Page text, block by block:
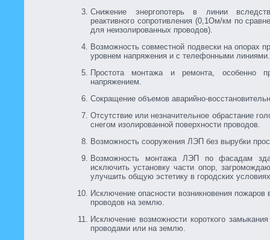
Снижение энергопотерь в линии
реактивного сопротивления (0,1Ом/км по
для неизолированных проводов).
Возможность совместной подвески на опорах
уровнем напряжения и с телефонными линиями.
Простота монтажа и ремонта, особенно
напряжением.
Сокращение объемов аварийно-
Отсутствие или незначительное обрастание
снегом изолированной поверхности проводов.
Возможность сооружения ЛЭП без вырубки
Возможность монтажа ЛЭП по фасадам
исключить установку части опор,
улучшить общую эстетику в городских
Исключение опасности возникновения пожаров
проводов на землю.
Исключение возможности короткого
проводами или на землю.